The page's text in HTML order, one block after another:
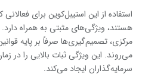
استفاده از این استیبل‌کوین برای
هستند، ویژگی‌های مثبتی به همراه
مرکزی، تصمیم‌گیری‌ها صرفاً بر پایه
می‌روند. این ویژگی ثبات بالایی را در
سرمایه‌گذاران ایجاد می‌کند.